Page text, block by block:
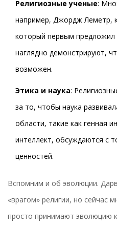
Религиозные ученые:
например, Джордж Леметр,
который первым
наглядно демонстрируют,
возможен.
Этика и наука:
за то, чтобы наука
области, такие как генная
интеллект, обсуждаются с
ценностей.
Вспомним и об эволюции.
«врагом» религии, но сейчас
просто принимают эволюцию